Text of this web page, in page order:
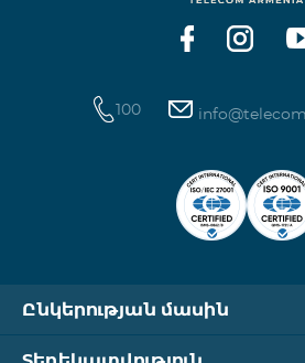
100
Ընկերության մասին